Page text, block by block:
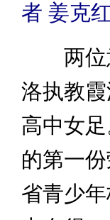
者 姜克
两位意
洛执教
高中女
的第一
省青少